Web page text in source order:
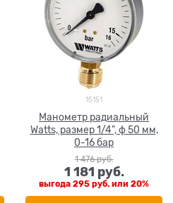
15151
Манометр радиальный
Watts, размер 1/4", ф 50 мм,
0-16 бар
1 476 руб.
1 181 руб.
выгода 295 руб. или 20%